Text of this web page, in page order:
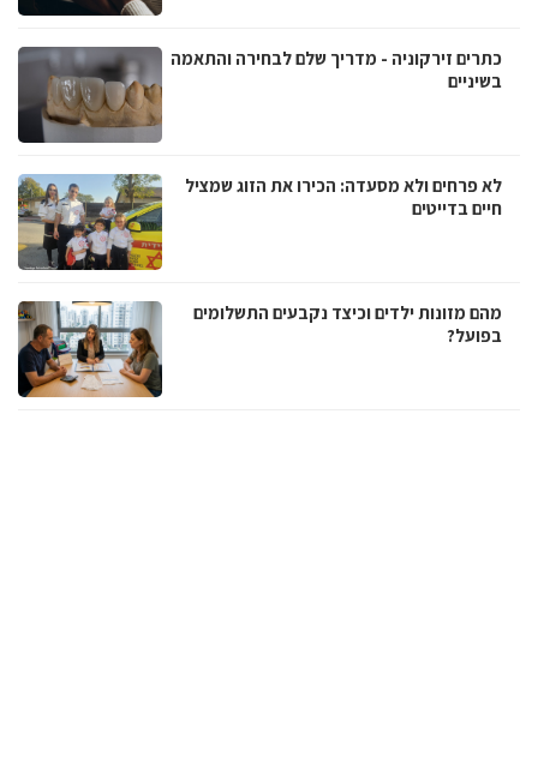
כתרים זירקוניה - מדריך שלם לבחירה והתאמה
בשיניים
לא פרחים ולא מסעדה: הכירו את הזוג שמציל
חיים בדייטים
מהם מזונות ילדים וכיצד נקבעים התשלומים
בפועל?